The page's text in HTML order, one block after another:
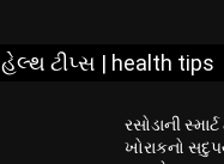
હેલ્થ ટીપ્સ | health tips
રસોડાની
ખોરાકનો